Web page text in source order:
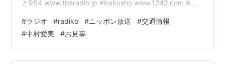
と954 www.tbsradio.jp #bakusho www.1242.com #垣
www.1242.com #中川家ラジオショー www.tbsradio.jp #
えんがわ www.tbsradio.jp #guchi954 www.tbsr…
#ラジオ #radiko #ニッポン放送 #交通情報
#中村愛美 #お見事